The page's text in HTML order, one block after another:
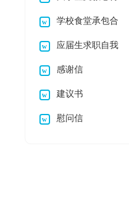
体会学校食堂承包合
同15篇应届生求职自我
介绍感谢信
建议书
慰问信